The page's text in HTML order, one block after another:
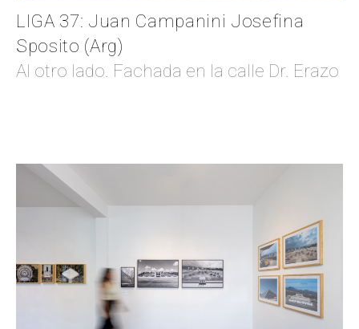
LIGA 37: Juan Campanini Josefina
Sposito (Arg)
Al otro lado. Fachada en la calle Dr. Erazo